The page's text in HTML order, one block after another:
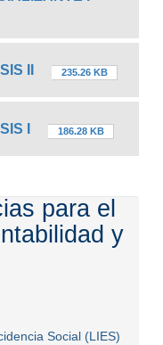
II 235.26 KB
I 186.28 KB
para el
y
Social (LIES)